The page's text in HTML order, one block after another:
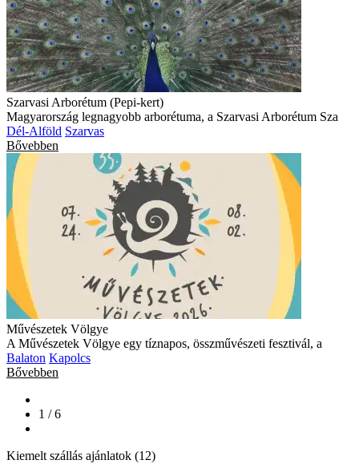
Szarvasi Arborétum (Pepi-kert)
Magyarország legnagyobb arborétuma, a Szarvasi Arborétum Sza
Dél-Alföld Szarvas
Bővebben
Művészetek Völgye
A Művészetek Völgye egy tíznapos, összművészeti fesztivál, a
Balaton Kapolcs
Bővebben
1 / 6
Kiemelt szállás ajánlatok (12)